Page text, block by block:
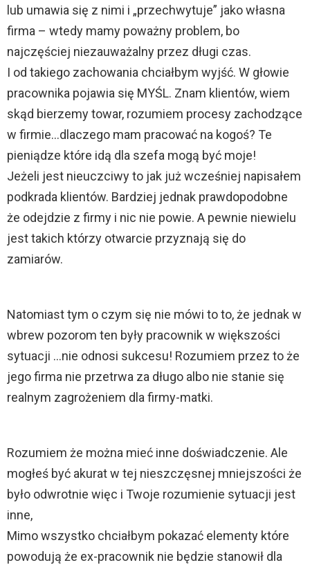
lub umawia się z nimi i „przechwytuje” jako własna
firma – wtedy mamy poważny problem, bo
najczęściej niezauważalny przez długi czas.
I od takiego zachowania chciałbym wyjść. W głowie
pracownika pojawia się MYŚL. Znam klientów, wiem
skąd bierzemy towar, rozumiem procesy zachodzące
w firmie…dlaczego mam pracować na kogoś? Te
pieniądze które idą dla szefa mogą być moje!
Jeżeli jest nieuczciwy to jak już wcześniej napisałem
podkrada klientów. Bardziej jednak prawdopodobne
że odejdzie z firmy i nic nie powie. A pewnie niewielu
jest takich którzy otwarcie przyznają się do
zamiarów.
Natomiast tym o czym się nie mówi to to, że jednak w
wbrew pozorom ten były pracownik w większości
sytuacji …nie odnosi sukcesu! Rozumiem przez to że
jego firma nie przetrwa za długo albo nie stanie się
realnym zagrożeniem dla firmy-matki.
Rozumiem że można mieć inne doświadczenie. Ale
mogłeś być akurat w tej nieszczęsnej mniejszości że
było odwrotnie więc i Twoje rozumienie sytuacji jest
inne,
Mimo wszystko chciałbym pokazać elementy które
powodują że ex-pracownik nie będzie stanowił dla